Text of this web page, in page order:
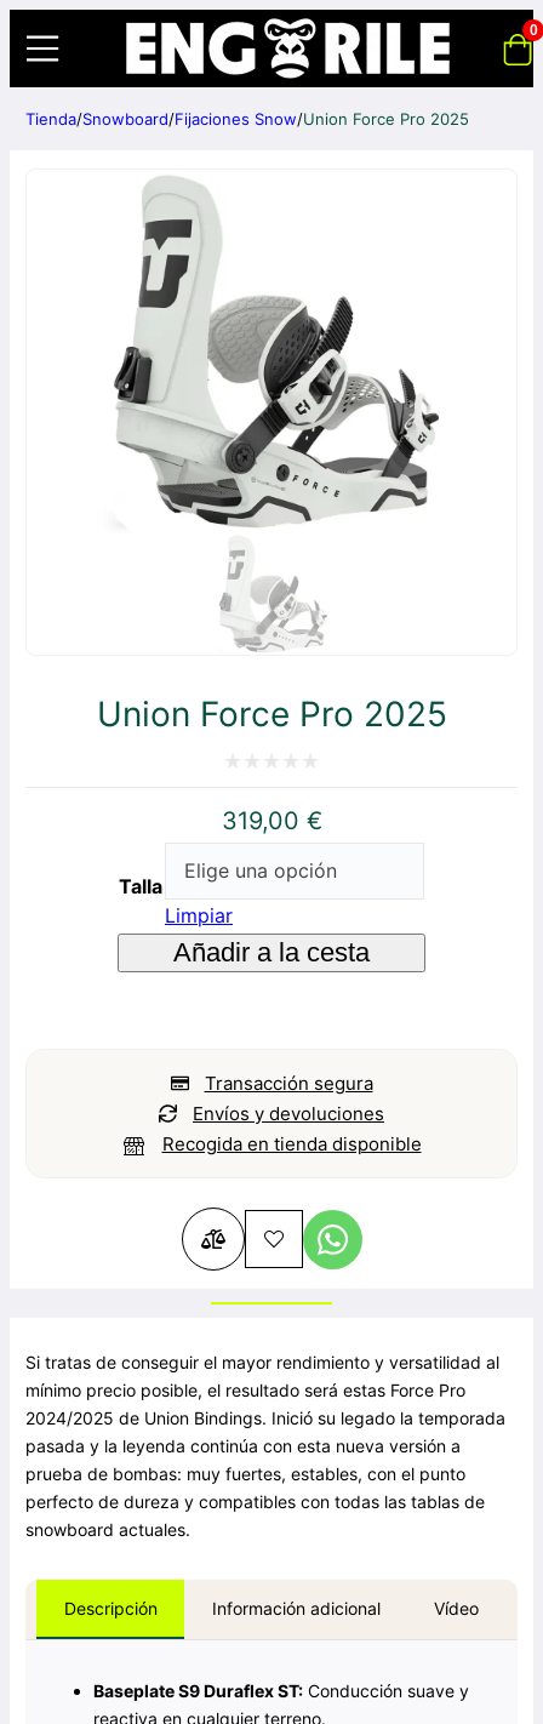
0
Tienda/Snowboard/Fijaciones Snow/Union Force Pro 2025
Union Force Pro 2025
con
0
5
319,00 €
Talla
Limpiar
Añadir a la cesta
Transacción segura
Envíos y devoluciones
Recogida en tienda disponible
Si tratas de conseguir el mayor rendimiento y versatilidad al
mínimo precio posible, el resultado será estas Force Pro
2024/2025 de Union Bindings. Inició su legado la temporada
pasada y la leyenda continúa con esta nueva versión a
prueba de bombas: muy fuertes, estables, con el punto
perfecto de dureza y compatibles con todas las tablas de
snowboard actuales.
Descripción Información adicional Vídeo
Baseplate S9 Duraflex ST: Conducción suave y
reactiva en cualquier terreno.